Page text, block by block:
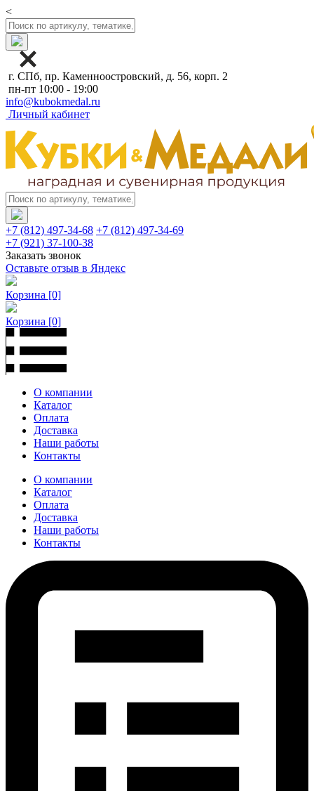
<
г. СПб, пр. Каменноостровский, д. 56, корп. 2
пн-пт 10:00 - 19:00
info@kubokmedal.ru
Личный кабинет
+7 (812) 497-34-68 +7 (812) 497-34-69
+7 (921) 37-100-38
Заказать звонок
Оставьте отзыв в Яндекс
Корзина [0]
Корзина [0]
О компании
Каталог
Оплата
Доставка
Наши работы
Контакты
О компании
Каталог
Оплата
Доставка
Наши работы
Контакты